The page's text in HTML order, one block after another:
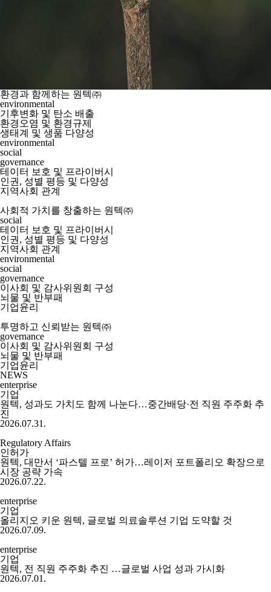
환경과 함께하는 원텍㈜
environmental
기후변화 및 탄소 배출
환경오염 및 환경규제
생태계 및 생품 다양성
environmental
social
governance
테이터 보호 및 프라이버시
인권, 성별 평등 및 다양성
지역사회 관계
사회적 가치를 창출하는 원텍㈜
social
테이터 보호 및 프라이버시
인권, 성별 평등 및 다양성
지역사회 관계
environmental
social
governance
이사회 및 감사위원회 구성
뇌물 및 반부패
기업윤리
투명하고 신뢰받는 원텍㈜
governance
이사회 및 감사위원회 구성
뇌물 및 반부패
기업윤리
NEWS
enterprise
기업
원텍, 성과도 가치도 함께 나눈다…중간배당·전 직원 주주화 추
진
2026.07.31.
Regulatory Affairs
인허가
원텍, 대만서 ‘파스텔 프로’ 허가…레이저 포트폴리오 확장으로
시장 공략 가속
2026.07.22.
enterprise
기업
올리지오 키운 원텍, 글로벌 의료솔루션 기업 도약할 것
2026.07.09.
enterprise
기업
원텍, 전 직원 주주화 추진 …글로벌 사업 성과 가시화
2026.07.01.